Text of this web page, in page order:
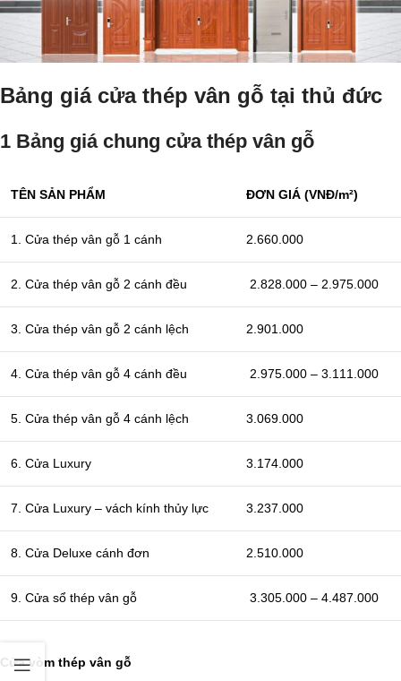
Bảng giá cửa thép vân gỗ tại thủ đức
1 Bảng giá chung cửa thép vân gỗ
TÊN SẢN PHẨM ĐƠN GIÁ (VNĐ/m²)
1. Cửa thép vân gỗ 1 cánh 2.660.000
2. Cửa thép vân gỗ 2 cánh đều 2.828.000 – 2.975.000
3. Cửa thép vân gỗ 2 cánh lệch 2.901.000
4. Cửa thép vân gỗ 4 cánh đều 2.975.000 – 3.111.000
5. Cửa thép vân gỗ 4 cánh lệch 3.069.000
6. Cửa Luxury 3.174.000
7. Cửa Luxury – vách kính thủy lực 3.237.000
8. Cửa Deluxe cánh đơn 2.510.000
9. Cửa sổ thép vân gỗ 3.305.000 – 4.487.000
Cửa vòm thép vân gỗ